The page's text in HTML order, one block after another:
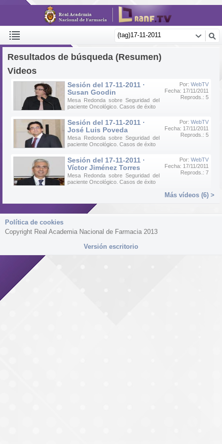
Resultados de búsqueda (Resumen)
Videos
Por: WebTV
Fecha: 17/11/2011
Reprods.: 5
Sesión del 17-11-2011 ·
Susan Goodin
Mesa Redonda sobre Seguridad del
paciente Oncológico. Casos de éxito
Por: WebTV
Fecha: 17/11/2011
Reprods.: 5
Sesión del 17-11-2011 ·
José Luis Poveda
Mesa Redonda sobre Seguridad del
paciente Oncológico. Casos de éxito
Por: WebTV
Fecha: 17/11/2011
Reprods.: 7
Sesión del 17-11-2011 ·
Víctor Jiménez Torres
Mesa Redonda sobre Seguridad del
paciente Oncológico. Casos de éxito
Más vídeos (6) >
Política de cookies
Copyright Real Academia Nacional de Farmacia 2013
Versión escritorio